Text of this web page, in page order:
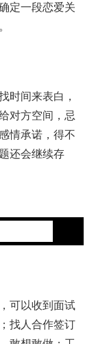
定一段恋爱关
时间来表白，
对方空间，忌
情承诺，得不
还会继续存
可以收到面试
找人合作签订